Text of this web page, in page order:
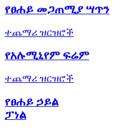
የፀሐይ መጋጠሚያ ሣጥን
ተጨማሪ ዝርዝሮች
የአሉሚኒየም ፍሬም
ተጨማሪ ዝርዝሮች
የፀሐይ ኃይል
ፓነል